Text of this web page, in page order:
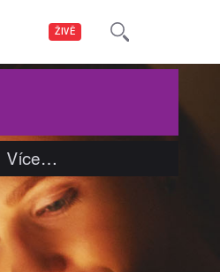
ŽIVĚ
Více…